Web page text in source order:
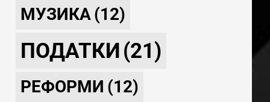
МУЗИКА(12)
ПОДАТКИ (21)
РЕФОРМИ (12)